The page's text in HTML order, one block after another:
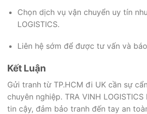
Chọn dịch vụ vận chuyển uy tín
LOGISTICS.
Liên hệ sớm để được tư vấn và
Kết Luận
Gửi tranh từ TP.HCM đi UK cần sự
chuyên nghiệp. TRA VINH
tin cậy, đảm bảo tranh đến tay an